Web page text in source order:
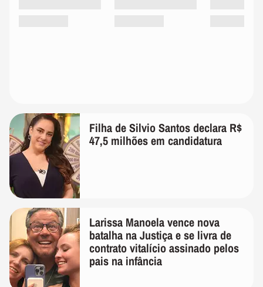
Filha de Silvio Santos declara R$
47,5 milhões em candidatura
Larissa Manoela vence nova
batalha na Justiça e se livra de
contrato vitalício assinado pelos
pais na infância